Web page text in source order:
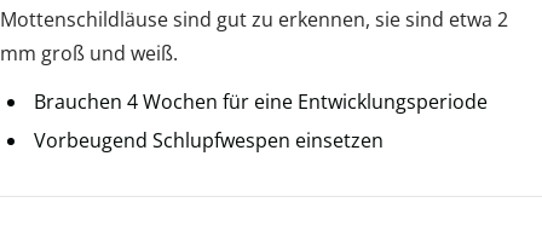
Mottenschildläuse sind gut zu erkennen, sie sind etwa 2
mm groß und weiß.
Brauchen 4 Wochen für eine Entwicklungsperiode
Vorbeugend Schlupfwespen einsetzen